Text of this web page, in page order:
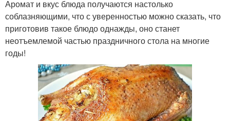
Аромат и вкус блюда получаются настолько
соблазняющими, что с уверенностью можно сказать, что
приготовив такое блюдо однажды, оно станет
неотъемлемой частью праздничного стола на многие
годы!